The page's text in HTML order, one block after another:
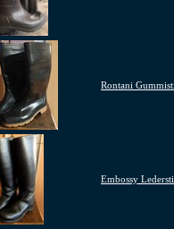
Rontani
Embossy